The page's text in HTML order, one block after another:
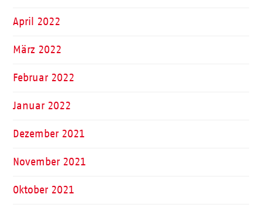
April 2022
März 2022
Februar 2022
Januar 2022
Dezember 2021
November 2021
Oktober 2021